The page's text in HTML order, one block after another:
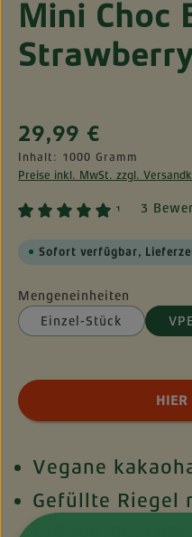
Mini Choc
Regulärer Preis:
29,99 €
Inhalt: 1000 Gramm
Preise inkl. MwSt. zzgl.
¹ 3
Vegane
Gefüllte Riegel
Sofort verfügbar,
Mengeneinheiten
Einzel-Stück
Produkt Anzahl:
HIER